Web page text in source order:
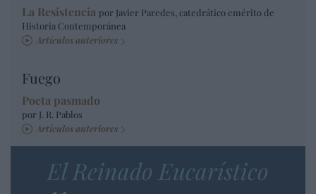
La Resistencia por Javier Paredes, catedrático emérito de
Historia Contemporánea
Artículos anteriores
Fuego
Poeta pasmado
por J. R. Pablos
Artículos anteriores
El Reinado Eucarístico